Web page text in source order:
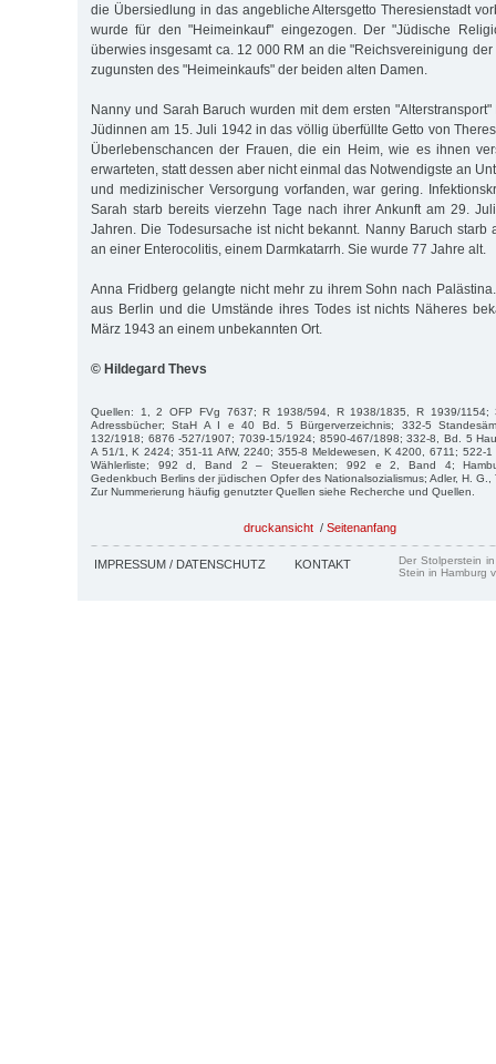
die Übersiedlung in das angebliche Altersgetto Theresienstadt
wurde für den "Heimeinkauf" eingezogen. Der "Jüdische
überwies insgesamt ca. 12 000 RM an die "Reichsvereinigung
zugunsten des "Heimeinkaufs" der beiden alten Damen.
Nanny und Sarah Baruch wurden mit dem ersten
Jüdinnen am 15. Juli 1942 in das völlig überfüllte Getto von
Überlebenschancen der Frauen, die ein Heim, wie es ihnen
erwarteten, statt dessen aber nicht einmal das Notwendigste an
und medizinischer Versorgung vorfanden, war gering.
Sarah starb bereits vierzehn Tage nach ihrer Ankunft am 29.
Jahren. Die Todesursache ist nicht bekannt. Nanny Baruch starb
an einer Enterocolitis, einem Darmkatarrh. Sie wurde 77 Jahre alt.
Anna Fridberg gelangte nicht mehr zu ihrem Sohn nach
aus Berlin und die Umstände ihres Todes ist nichts Näheres
März 1943 an einem unbekannten Ort.
© Hildegard Thevs
Quellen: 1, 2 OFP FVg 7637; R 1938/594, R 1938/1835, R 1939/
Adressbücher; StaH A I e 40 Bd. 5 Bürgerverzeichnis; 332-5
132/1918; 6876 -527/1907; 7039-15/1924; 8590-467/1898; 332-8, Bd. 5
A 51/1, K 2424; 351-11 AfW, 2240; 355-8 Meldewesen, K 4200, 6711; 522-
Wählerliste; 992 d, Band 2 – Steuerakten; 992 e 2, Band 4;
Gedenkbuch Berlins der jüdischen Opfer des Nationalsozialismus; Adler, H. G.,
Zur Nummerierung häufig genutzter Quellen siehe Recherche und Quellen.
druckansicht / Seitenanfang
IMPRESSUM / DATENSCHUTZ KONTAKT
Der Stolperstein
Stein in Hamburg